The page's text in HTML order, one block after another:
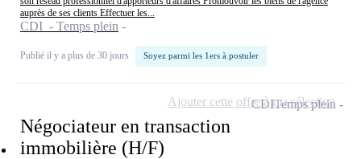
auprès de ses clients Effectuer les...
CDI - Temps plein
Publié il y a plus de 30 jours Soyez parmi les 1ers à postuler
Négociateur en transaction
immobilière (H/F)
CDITemps plein
Ajouter cette offre à ma sélection